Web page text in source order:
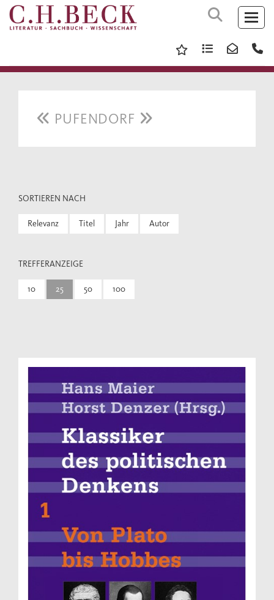
PUFENDORF
SORTIEREN NACH
Relevanz Titel Jahr Autor
TREFFERANZEIGE
10 25 50 100